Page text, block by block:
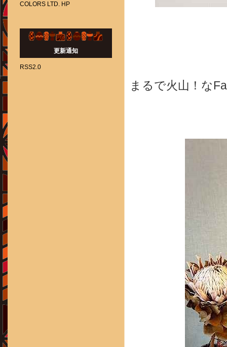
まるで火山！な
COLORS LTD. HP
更新通知
RSS2.0